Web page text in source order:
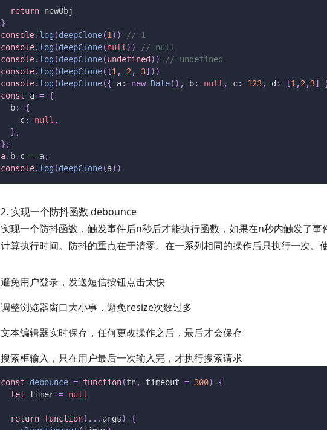
  return
newObj
}
console. log (deepClone(1 ))
// 1
console. log (deepClone(null ))
// null
console. log (deepClone(undefined ))
// undefined
console. log (deepClone([1 , 2 , 3]))
console. log (deepClone({ a: new Date(), b: null , c: 123, d : [1 ,2 ,3]
const a = {
  b
:
{
    c
: null ,
  },
};
a. b. c = a;
console. log (deepClone(a))
2. 实现一个防抖函数 debounce
实现一个防抖函数，触发事件后n秒后才能执行函数，如果在n秒内触发了事
计算执行时间。防抖的重点在于清零。在一系列相同的操作后只执行一次。
避免用户登录，发送短信按钮点击太快
调整浏览器窗口大小事，避免resize次数过多
文本编辑器实时保存，任何更改操作之后，最后才会保存
搜索框输入，只在用户最后一次输入完，才执行搜索请求
const debounce = function(fn, timeout = 300)
{
  let
timer = null
  return function
(... args)
{